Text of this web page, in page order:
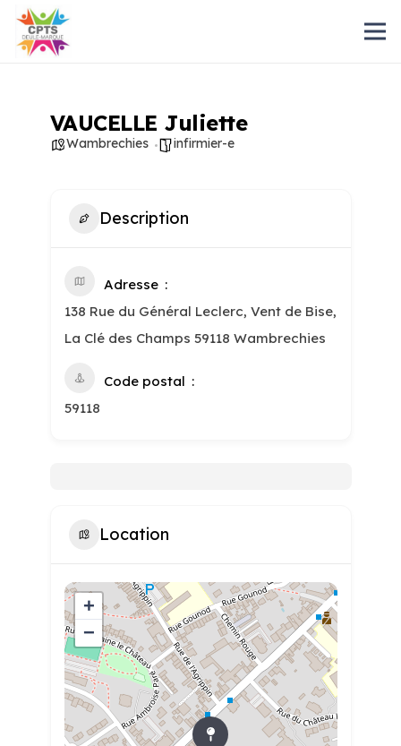
VAUCELLE Juliette
Wambrechies infirmier-e
Description
Adresse
138 Rue du Général Leclerc, Vent de Bise,
La Clé des Champs 59118 Wambrechies
Code postal
59118
Location
+
−